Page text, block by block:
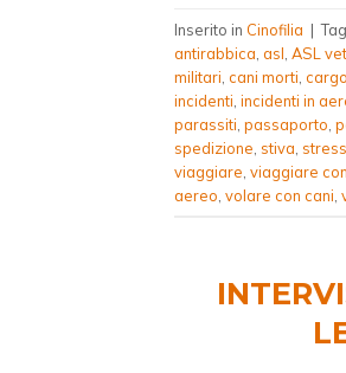
Inserito in Cinofilia |
antirabbica asl ASL
militari cani morti cargo
incidenti incidenti in
parassiti passaporto
spedizione stiva stress
viaggiare viaggiare
aereo volare con cani